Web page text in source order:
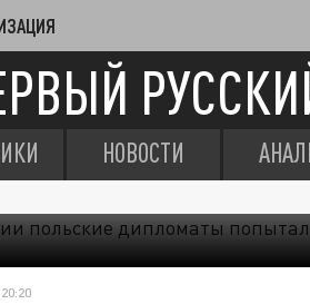
НОВОСТИ